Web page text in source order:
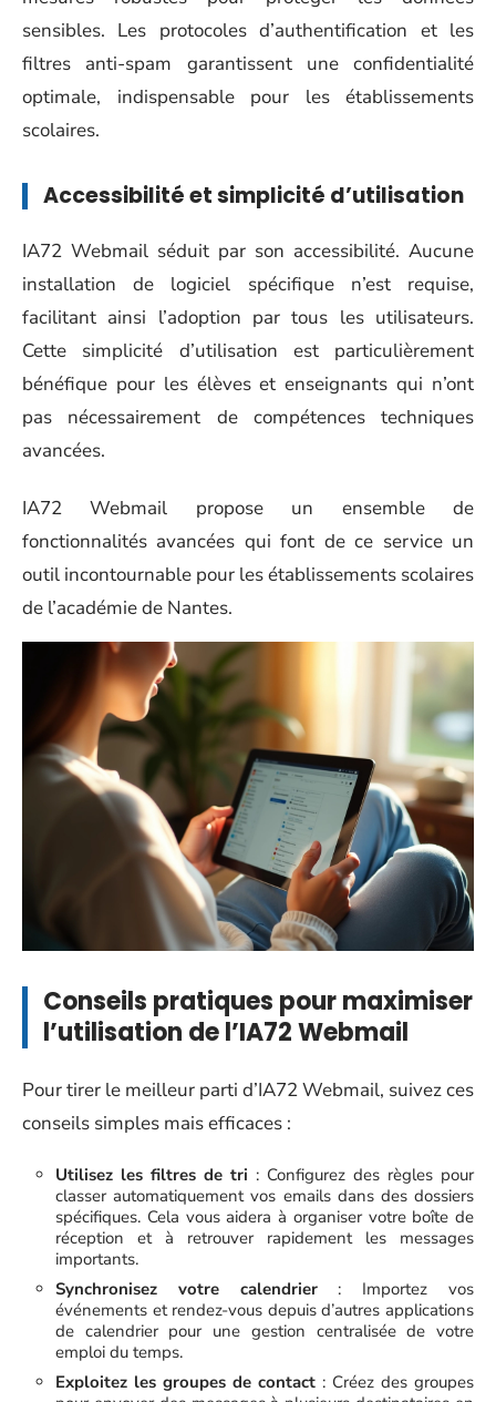
sensibles. Les protocoles d’authentification et les
filtres anti-spam garantissent une confidentialité
optimale, indispensable pour les établissements
scolaires.
Accessibilité et simplicité d’utilisation
IA72 Webmail séduit par son accessibilité. Aucune
installation de logiciel spécifique n’est requise,
facilitant ainsi l’adoption par tous les utilisateurs.
Cette simplicité d’utilisation est particulièrement
bénéfique pour les élèves et enseignants qui n’ont
pas nécessairement de compétences techniques
avancées.
IA72 Webmail propose un ensemble de
fonctionnalités avancées qui font de ce service un
outil incontournable pour les établissements scolaires
de l’académie de Nantes.
Conseils pratiques pour maximiser
l’utilisation de l’IA72 Webmail
Pour tirer le meilleur parti d’IA72 Webmail, suivez ces
conseils simples mais efficaces :
Utilisez les filtres de tri : Configurez des règles pour
classer automatiquement vos emails dans des dossiers
spécifiques. Cela vous aidera à organiser votre boîte de
réception et à retrouver rapidement les messages
importants.
Synchronisez votre calendrier: Importez vos
événements et rendez-vous depuis d’autres applications
de calendrier pour une gestion centralisée de votre
emploi du temps.
Exploitez les groupes de contact : Créez des groupes